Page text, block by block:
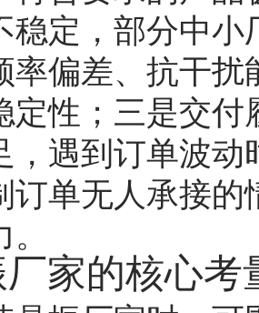
稳定，部分中
率偏差、抗干
定性；三是交
，遇到订单波
订单无人承接
家的核心考